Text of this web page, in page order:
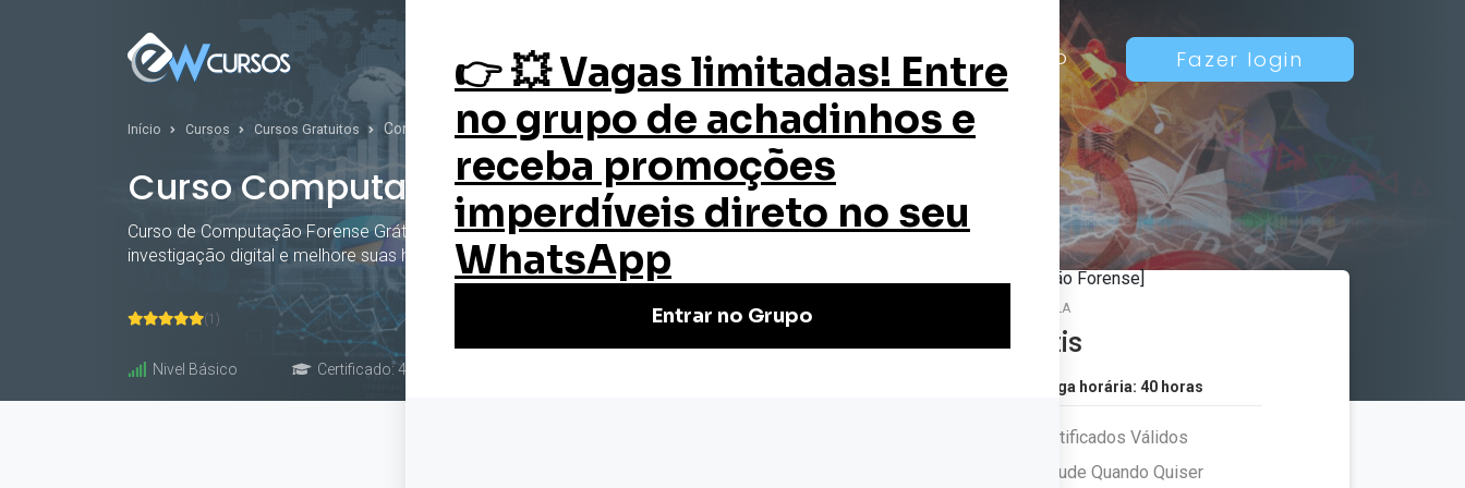
Cursos Quem Somos Certificado Blog Contato Fazer login
Início Cursos Cursos Gratuitos Computação Forense
Curso Computação Forense
Curso de Computação Forense Grátis e Online da EW. Aprenda técnicas de
investigação digital e melhore suas habilidades na área. Matricule-se!
(1)
Nivel Básico Certificado: 40 horas
MATRÍCULA
Grátis
Carga horária: 40 horas
Certificados Válidos
Estude Quando Quiser